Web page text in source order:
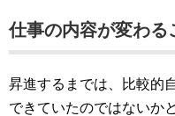
仕事の内容が変わる
昇進するまでは、比較的
できていたのではないか